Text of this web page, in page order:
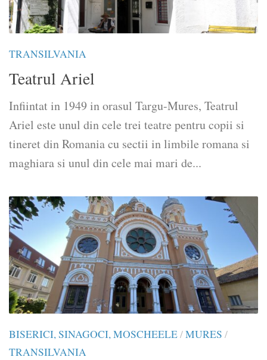
TRANSILVANIA
Teatrul Ariel
Infiintat in 1949 in orasul Targu-Mures, Teatrul
Ariel este unul din cele trei teatre pentru copii si
tineret din Romania cu sectii in limbile romana si
maghiara si unul din cele mai mari de...
BISERICI, SINAGOCI, MOSCHEELE/MURES /
TRANSILVANIA